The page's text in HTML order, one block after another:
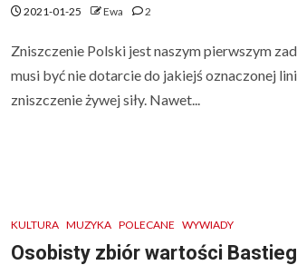
2021-01-25 Ewa 2
Zniszczenie Polski jest naszym pierwszym
musi być nie dotarcie do jakiejś oznaczonej
zniszczenie żywej siły. Nawet...
KULTURA MUZYKA POLECANE WYWIADY
Osobisty zbiór wartości